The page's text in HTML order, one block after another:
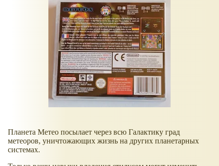
Планета Метео посылает через всю Галактику град
метеоров, уничтожающих жизнь на других планетарных
системах.